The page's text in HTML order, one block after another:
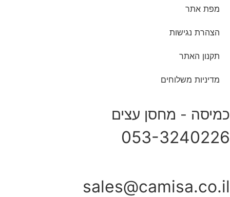
מפת אתר
הצהרת נגישות
תקנון האתר
מדיניות משלוחים
כמיסה - מחסן עצים
053-3240226
sales@camisa.co.il